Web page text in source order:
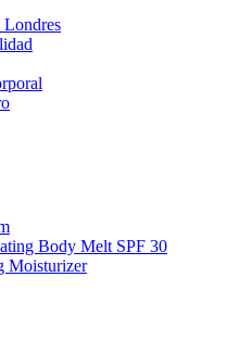
Londres
Body Melt SPF 30
Moisturizer